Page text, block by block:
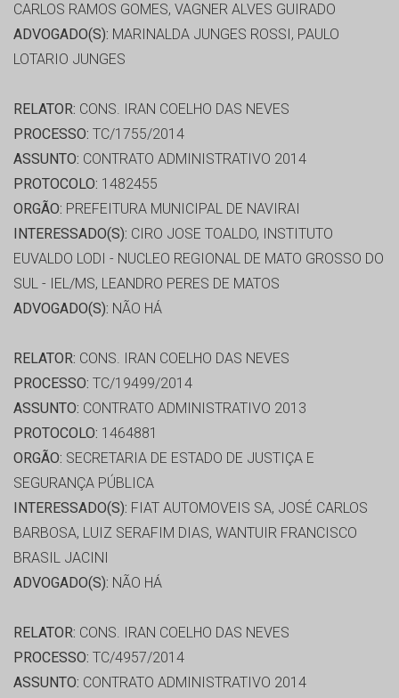
CARLOS RAMOS GOMES, VAGNER ALVES GUIRADO
ADVOGADO(S): MARINALDA JUNGES ROSSI, PAULO
LOTARIO JUNGES
RELATOR: CONS. IRAN COELHO DAS NEVES
PROCESSO: TC/1755/2014
ASSUNTO: CONTRATO ADMINISTRATIVO 2014
PROTOCOLO: 1482455
ORGÃO: PREFEITURA MUNICIPAL DE NAVIRAI
INTERESSADO(S): CIRO JOSE TOALDO, INSTITUTO
EUVALDO LODI - NUCLEO REGIONAL DE MATO GROSSO DO
SUL - IEL/MS, LEANDRO PERES DE MATOS
ADVOGADO(S): NÃO HÁ
RELATOR: CONS. IRAN COELHO DAS NEVES
PROCESSO: TC/19499/2014
ASSUNTO: CONTRATO ADMINISTRATIVO 2013
PROTOCOLO: 1464881
ORGÃO: SECRETARIA DE ESTADO DE JUSTIÇA E
SEGURANÇA PÚBLICA
INTERESSADO(S): FIAT AUTOMOVEIS SA, JOSÉ CARLOS
BARBOSA, LUIZ SERAFIM DIAS, WANTUIR FRANCISCO
BRASIL JACINI
ADVOGADO(S): NÃO HÁ
RELATOR: CONS. IRAN COELHO DAS NEVES
PROCESSO: TC/4957/2014
ASSUNTO: CONTRATO ADMINISTRATIVO 2014